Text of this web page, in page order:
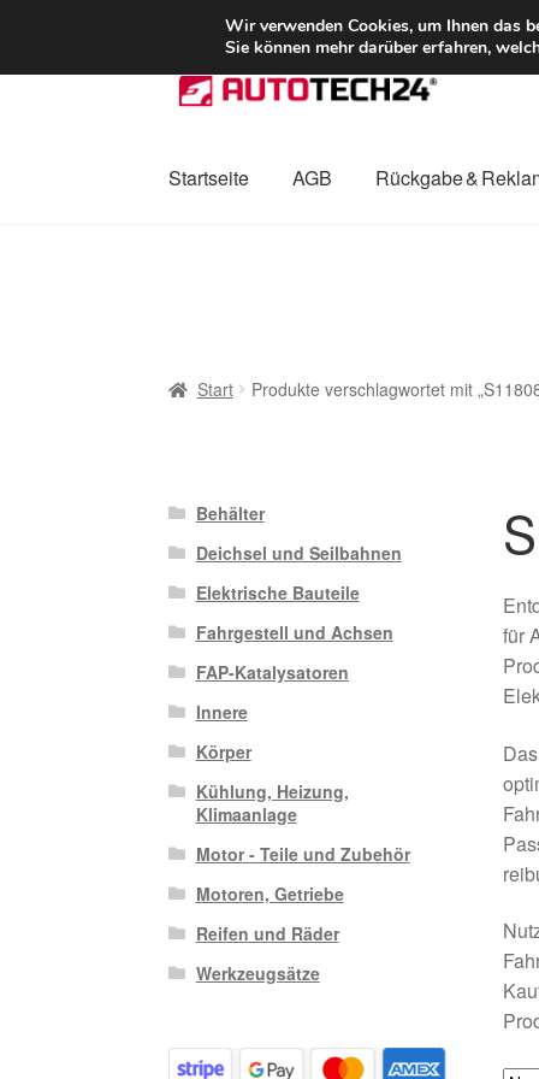
LIEFERUNG ab
Zur
Navigation
Zum
Inhalt
Startseite
AGB Rückgabe &
Start Produkte verschlagwortet mit
für
Behälter
Deichsel und Seilbahnen
Elektrische Bauteile
Fahrgestell und Achsen
FAP-Katalysatoren
Innere
Körper
Kühlung, Heizung,
Klimaanlage
Motor - Teile und Zubehör
Motoren, Getriebe
Reifen und Räder
Werkzeugsätze
Wir verwenden Cookies, um Ihnen das
Sie können mehr darüber erfahren,